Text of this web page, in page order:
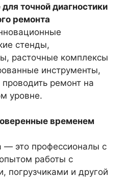
точной диагностики
ремонта
стенды,
расточные комплексы
инструменты,
проводить ремонт на
уровне.
временем
это профессионалы с
работы с
погрузчиками и другой